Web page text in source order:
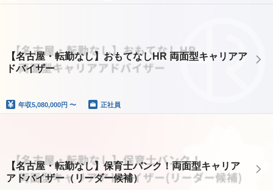
【名古屋・転勤なし】おもてなしHR 両面型キャリアア
ドバイザー
年収5,080,000円 〜 正社員
【名古屋・転勤なし】保育士バンク！両面型キャリア
アドバイザー（リーダー候補）